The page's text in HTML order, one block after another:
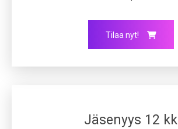
Tilaa nyt!
Jäsenyys 12 kk